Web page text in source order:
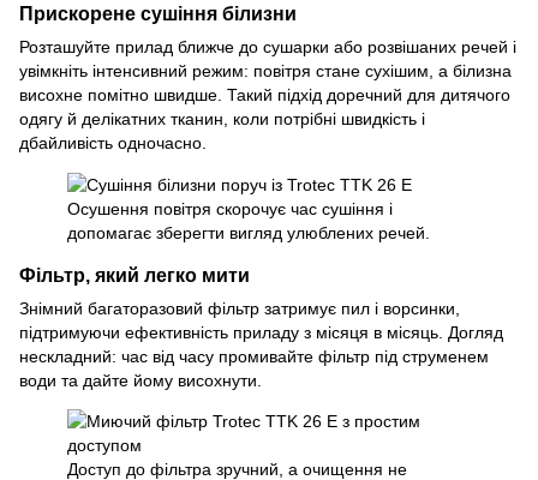
Прискорене сушіння білизни
Розташуйте прилад ближче до сушарки або розвішаних речей і
увімкніть інтенсивний режим: повітря стане сухішим, а білизна
висохне помітно швидше. Такий підхід доречний для дитячого
одягу й делікатних тканин, коли потрібні швидкість і
дбайливість одночасно.
Осушення повітря скорочує час сушіння і
допомагає зберегти вигляд улюблених речей.
Фільтр, який легко мити
Знімний багаторазовий фільтр затримує пил і ворсинки,
підтримуючи ефективність приладу з місяця в місяць. Догляд
нескладний: час від часу промивайте фільтр під струменем
води та дайте йому висохнути.
Доступ до фільтра зручний, а очищення не